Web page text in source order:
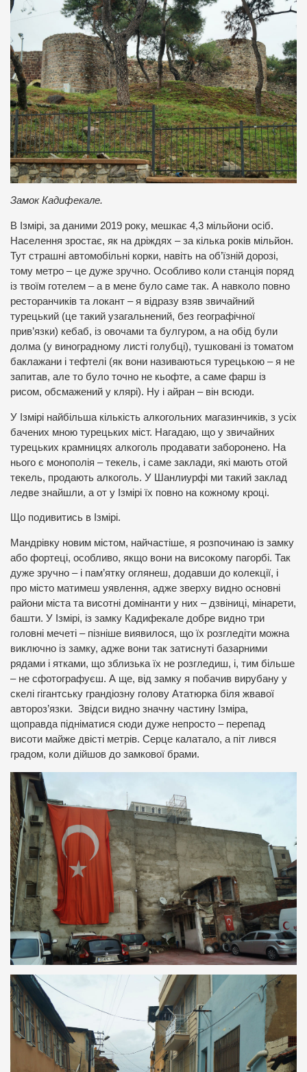
Замок Кадифекале.
В Ізмірі, за даними 2019 року, мешкає 4,3 мільйони осіб.
Населення зростає, як на дріждях – за кілька років мільйон.
Тут страшні автомобільні корки, навіть на об’їзній дорозі,
тому метро – це дуже зручно. Особливо коли станція поряд
із твоїм готелем – а в мене було саме так. А навколо повно
ресторанчиків та локант – я відразу взяв звичайний
турецький (це такий узагальнений, без географічної
прив’язки) кебаб, із овочами та булгуром, а на обід були
долма (у виноградному листі голубці), тушковані із томатом
баклажани і тефтелі (як вони називаються турецькою – я не
запитав, але то було точно не кьофте, а саме фарш із
рисом, обсмажений у клярі). Ну і айран – він всюди.
У Ізмірі найбільша кількість алкогольних магазинчиків, з усіх
бачених мною турецьких міст. Нагадаю, що у звичайних
турецьких крамницях алкоголь продавати заборонено. На
нього є монополія – текель, і саме заклади, які мають отой
текель, продають алкоголь. У Шанлиурфі ми такий заклад
ледве знайшли, а от у Ізмірі їх повно на кожному кроці.
Що подивитись в Ізмірі.
Мандрівку новим містом, найчастіше, я розпочинаю із замку
або фортеці, особливо, якщо вони на високому пагорбі. Так
дуже зручно – і пам’ятку оглянеш, додавши до колекції, і
про місто матимеш уявлення, адже зверху видно основні
райони міста та висотні домінанти у них – дзвіниці, мінарети,
башти. У Ізмірі, із замку Кадифекале добре видно три
головні мечеті – пізніше виявилося, що їх розгледіти можна
виключно із замку, адже вони так затиснуті базарними
рядами і ятками, що зблизька їх не розгледиш, і, тим більше
– не сфотографуєш. А ще, від замку я побачив вирубану у
скелі гігантську грандіозну голову Ататюрка біля жвавої
автороз’язки. Звідси видно значну частину Ізміра,
щоправда підніматися сюди дуже непросто – перепад
висоти майже двісті метрів. Серце калатало, а піт лився
градом, коли дійшов до замкової брами.